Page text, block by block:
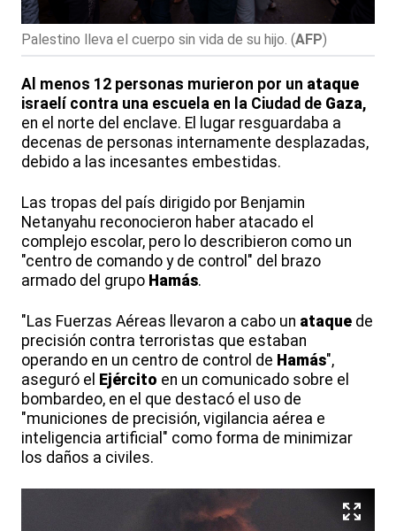
Palestino lleva el cuerpo sin vida de su hijo. (AFP)
Al menos 12 personas murieron por un ataque
israelí contra una escuela en la Ciudad de Gaza,
en el norte del enclave. El lugar resguardaba a
decenas de personas internamente desplazadas,
debido a las incesantes embestidas.
Las tropas del país dirigido por Benjamin
Netanyahu reconocieron haber atacado el
complejo escolar, pero lo describieron como un
"centro de comando y de control" del brazo
armado del grupo Hamás.
"Las Fuerzas Aéreas llevaron a cabo un ataque de
precisión contra terroristas que estaban
operando en un centro de control de Hamás",
aseguró el Ejército en un comunicado sobre el
bombardeo, en el que destacó el uso de
"municiones de precisión, vigilancia aérea e
inteligencia artificial" como forma de minimizar
los daños a civiles.